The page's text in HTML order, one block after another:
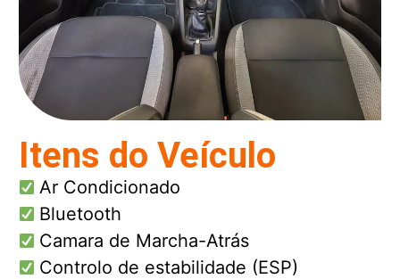
Itens do Veículo
Ar Condicionado
Bluetooth
Camara de Marcha-Atrás
Controlo de estabilidade (ESP)